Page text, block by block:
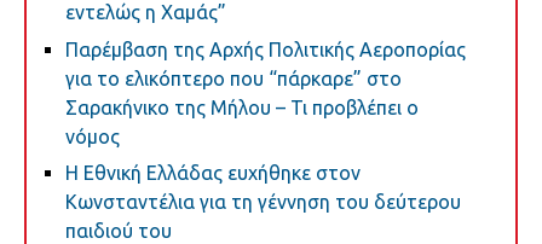
εντελώς η Χαμάς”
Παρέμβαση της Αρχής Πολιτικής Αεροπορίας
για το ελικόπτερο που “πάρκαρε” στο
Σαρακήνικο της Μήλου – Τι προβλέπει ο
νόμος
Η Εθνική Ελλάδας ευχήθηκε στον
Κωνσταντέλια για τη γέννηση του δεύτερου
παιδιού του